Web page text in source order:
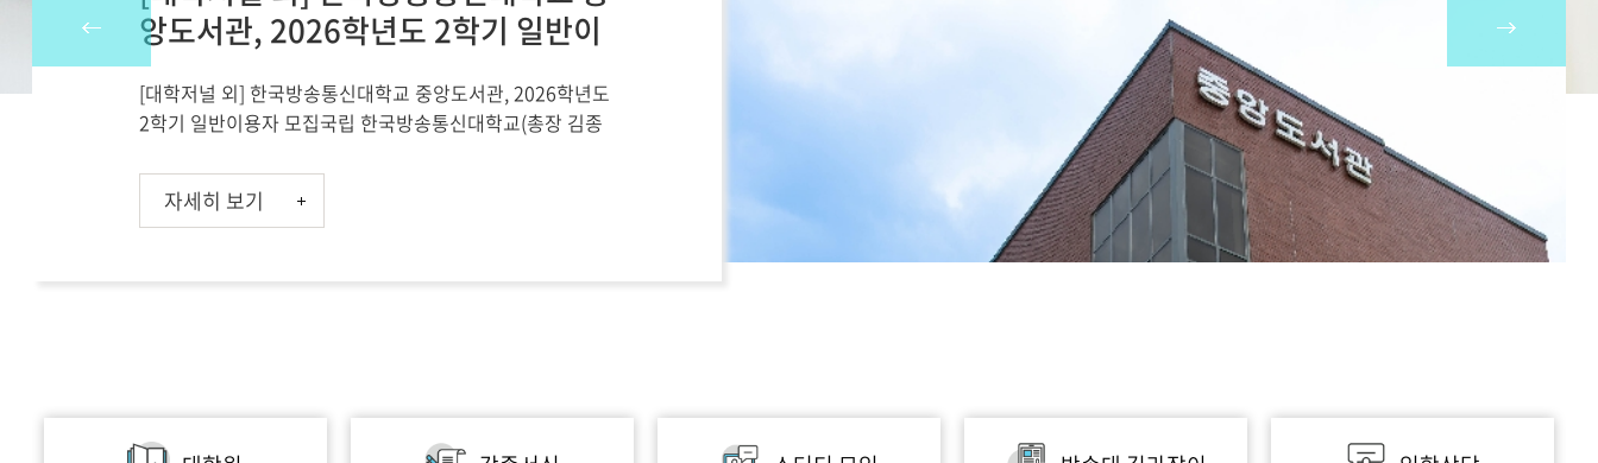
앙도서관, 2026학년도 2학기 일반이
용자 모집
[대학저널 외] 한국방송통신대학교 중앙도서관, 2026학년도
2학기 일반이용자 모집국립 한국방송통신대학교(총장 김종
습 문